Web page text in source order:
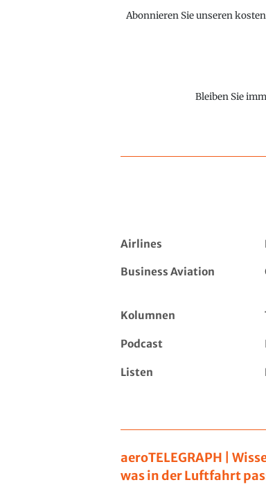
Abonnieren Sie unseren
Bleiben Sie
Airlines
Business Aviation
Kolumnen
Podcast
Listen
aeroTELEGRAPH |
was in der Luftfahrt